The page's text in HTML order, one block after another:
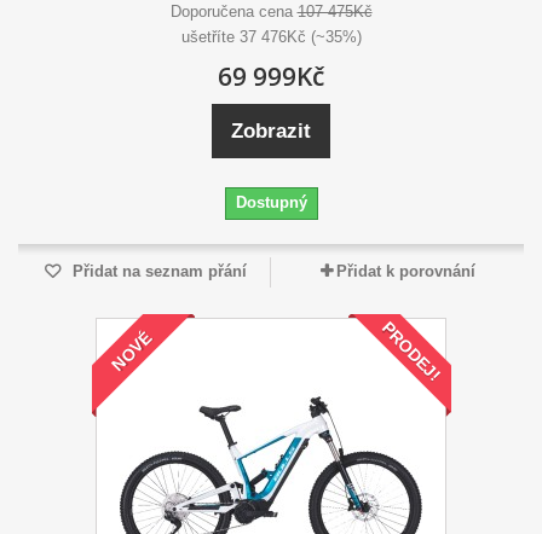
Doporučena cena107 475Kč
ušetříte 37 476Kč (~35%)
69 999Kč
Zobrazit
Dostupný
Přidat na seznam přání Přidat k porovnání
NOVÉ PRODEJ!